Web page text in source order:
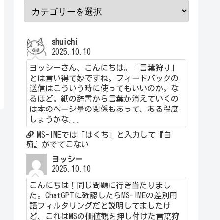
shuichi
2025.10.10
ヨッシーさん、こんにちは。「言葉狩り」
とは言い得て妙ですね。フィードバックの
送信はこういう時に使ってもいいのか。な
るほど。紙の辞書から言葉が消えていくの
は本のページ量の関係もあって、ある程度
しょうがな...
MS-IMEでは「はくち」と入力して『白
痴』がでてこない
ヨッシー
2025.10.10
こんにちは！同じ問題に行き当たりまし
た。ChatGPTに確認したらMS-IMEの差別用
語フィルタリングだと説明してましたけ
ど、これはMSの価値観を押し付けた言葉狩